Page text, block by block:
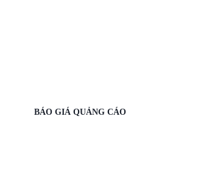
BÁO GIÁ QUẢNG CÁO